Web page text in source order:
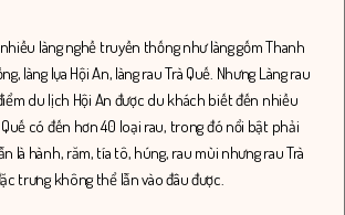
làng nghề truyền thống như làng gốm Thanh
làng lụa Hội An, làng rau Trà Quế. Nhưng Làng rau
du lịch Hội An được du khách biết đến nhiều
Quế có đến hơn 40 loại rau, trong đó nổi bật phải
là hành, răm, tía tô, húng, rau mùi nhưng rau Trà
trưng không thể lẫn vào đâu được.